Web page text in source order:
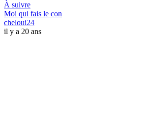
À suivre
Moi qui fais le con
cheloui24
il y a 20 ans